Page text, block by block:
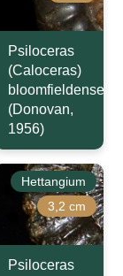
Psiloceras
(Caloceras)
bloomfieldense
(Donovan,
1956)
Hettangium
3,2 cm
Psiloceras